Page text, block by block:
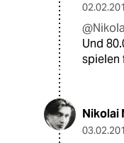
Und
spielen
Nikolai